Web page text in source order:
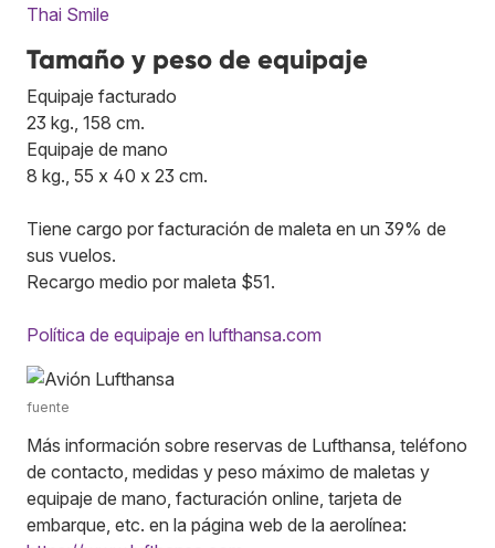
Thai Smile
Tamaño y peso de equipaje
Equipaje facturado
23 kg., 158 cm.
Equipaje de mano
8 kg., 55 x 40 x 23 cm.
Tiene cargo por facturación de maleta en un 39% de
sus vuelos.
Recargo medio por maleta $51.
Política de equipaje en lufthansa.com
fuente
Más información sobre reservas de Lufthansa, teléfono
de contacto, medidas y peso máximo de maletas y
equipaje de mano, facturación online, tarjeta de
embarque, etc. en la página web de la aerolínea: